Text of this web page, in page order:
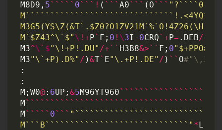
M8D9 , 5 ````` 0 ```! ( ```A0 ``` ( O ```
M`$Z43^\`$" \ !+ P ` F ; 0 ! \3I - 0CRQ `+ P= . DEB/+
M3^\ ` $"\!+P!.DU" /+`` H3B8&>`` F ; 0
M3"\`+P).D%" / )&T` E"\.+P!.DE" / ) `` O
:
:
M ;W0@: 6UP ;&5M96YT960
M
M ````` 0 ```
M```B`````````````````````````````" * L